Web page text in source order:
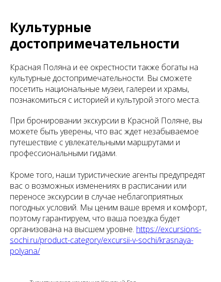
Культурные
достопримечательности
Красная Поляна и ее окрестности также богаты на
культурные достопримечательности. Вы сможете
посетить национальные музеи, галереи и храмы,
познакомиться с историей и культурой этого места.
При бронировании экскурсии в Красной Поляне, вы
можете быть уверены, что вас ждет незабываемое
путешествие с увлекательными маршрутами и
профессиональными гидами.
Кроме того, наши туристические агенты предупредят
вас о возможных изменениях в расписании или
переносе экскурсии в случае неблагоприятных
погодных условий. Мы ценим ваше время и комфорт,
поэтому гарантируем, что ваша поездка будет
организована на высшем уровне. https://excursions-
sochi.ru/product-category/excursii-v-sochi/krasnaya-
polyana/